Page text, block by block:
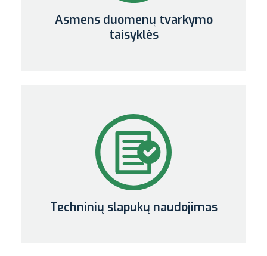
Asmens duomenų tvarkymo
taisyklės
Techninių slapukų naudojimas